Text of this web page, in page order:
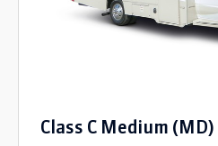
Class C Medium (MD)